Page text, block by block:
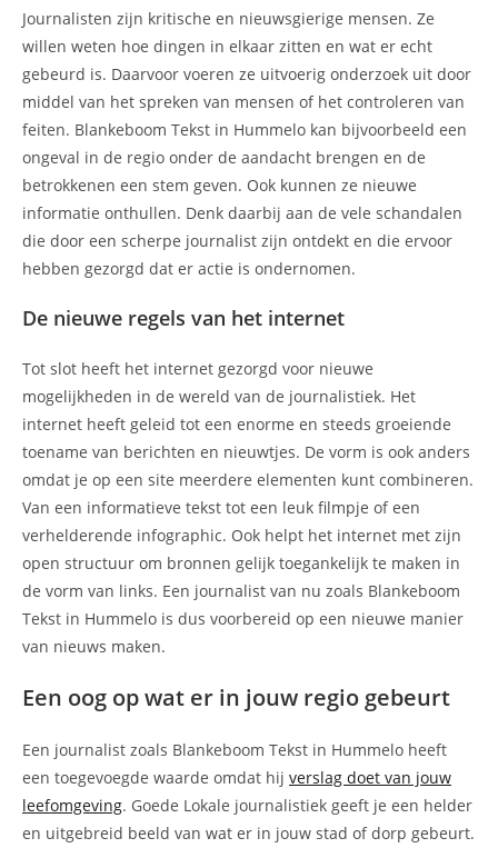
Journalisten zijn kritische en nieuwsgierige mensen. Ze
willen weten hoe dingen in elkaar zitten en wat er echt
gebeurd is. Daarvoor voeren ze uitvoerig onderzoek uit door
middel van het spreken van mensen of het controleren van
feiten. Blankeboom Tekst in Hummelo kan bijvoorbeeld een
ongeval in de regio onder de aandacht brengen en de
betrokkenen een stem geven. Ook kunnen ze nieuwe
informatie onthullen. Denk daarbij aan de vele schandalen
die door een scherpe journalist zijn ontdekt en die ervoor
hebben gezorgd dat er actie is ondernomen.
De nieuwe regels van het internet
Tot slot heeft het internet gezorgd voor nieuwe
mogelijkheden in de wereld van de journalistiek. Het
internet heeft geleid tot een enorme en steeds groeiende
toename van berichten en nieuwtjes. De vorm is ook anders
omdat je op een site meerdere elementen kunt combineren.
Van een informatieve tekst tot een leuk filmpje of een
verhelderende infographic. Ook helpt het internet met zijn
open structuur om bronnen gelijk toegankelijk te maken in
de vorm van links. Een journalist van nu zoals Blankeboom
Tekst in Hummelo is dus voorbereid op een nieuwe manier
van nieuws maken.
Een oog op wat er in jouw regio gebeurt
Een journalist zoals Blankeboom Tekst in Hummelo heeft
een toegevoegde waarde omdat hij verslag doet van jouw
leefomgeving. Goede Lokale journalistiek geeft je een helder
en uitgebreid beeld van wat er in jouw stad of dorp gebeurt.